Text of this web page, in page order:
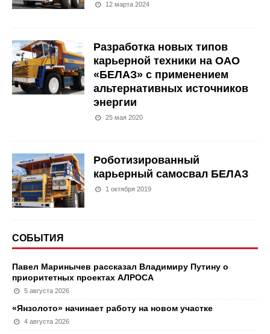
12 марта 2024
Разработка новых типов
карьерной техники на ОАО
«БЕЛАЗ» с применением
альтернативных источников
энергии
25 мая 2020
Роботизированный
карьерный самосвал БЕЛАЗ
1 октября 2019
СОБЫТИЯ
Павел Маринычев рассказал Владимиру Путину о
приоритетных проектах АЛРОСА
5 августа 2026
«Янзолото» начинает работу на новом участке
4 августа 2026